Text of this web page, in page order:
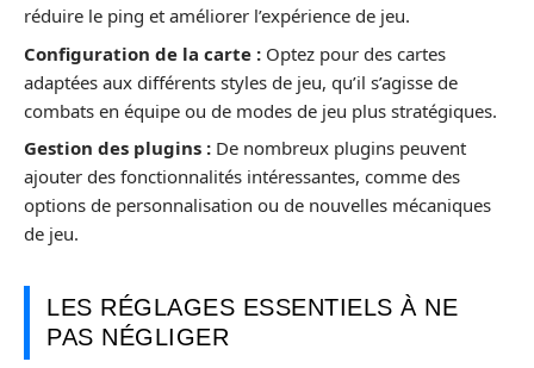
réduire le ping et améliorer l’expérience de jeu.
Configuration de la carte : Optez pour des cartes
adaptées aux différents styles de jeu, qu’il s’agisse de
combats en équipe ou de modes de jeu plus stratégiques.
Gestion des plugins : De nombreux plugins peuvent
ajouter des fonctionnalités intéressantes, comme des
options de personnalisation ou de nouvelles mécaniques
de jeu.
LES RÉGLAGES ESSENTIELS À NE
PAS NÉGLIGER